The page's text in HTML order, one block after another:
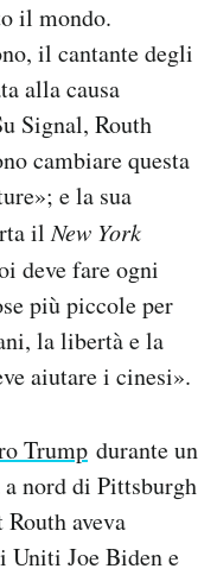
il mondo.
il cantante degli
alla causa
Signal, Routh
cambiare questa
e la sua
ilNew York
deve fare ogni
più piccole per
la libertà e la
aiutare i cinesi».
Trump durante un
nord di Pittsburgh
aveva
Uniti Joe Biden e